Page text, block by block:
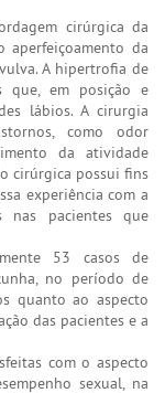
cirúrgica da
aperfeiçoamento da
A hipertrofia de
que, em posição e
lábios. A cirurgia
como odor
da atividade
cirúrgica possui fins
experiência com a
nas pacientes que
53 casos de
no período de
quanto ao aspecto
das pacientes e a
com o aspecto
sexual, na